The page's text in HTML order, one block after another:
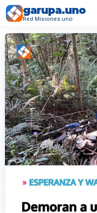
garupa.uno
Red Misiones.uno